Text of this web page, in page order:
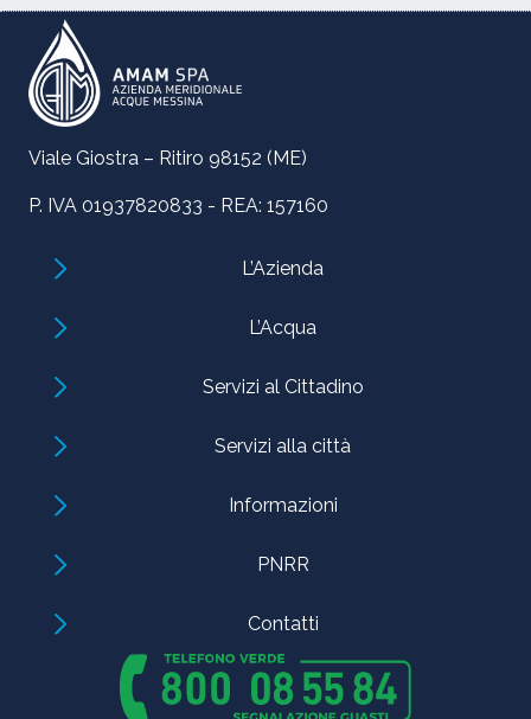
Viale Giostra – Ritiro 98152 (ME)
P. IVA 01937820833 - REA: 157160
L’Azienda
L’Acqua
Servizi al Cittadino
Servizi alla città
Informazioni
PNRR
Contatti